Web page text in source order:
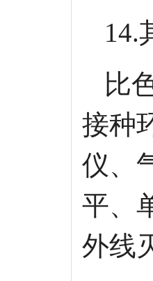
14.
比
接种
仪、
平、
外线